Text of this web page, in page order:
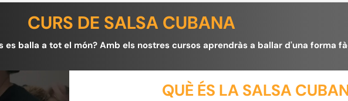
CURS DE SALSA CUBANA
es balla a tot el món? Amb els nostres cursos aprendràs a ballar d'una forma
QUÈ ÉS LA SALSA